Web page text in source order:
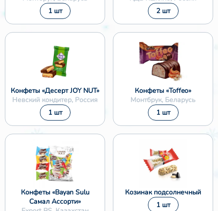
1 шт
2 шт
Конфеты «Десерт JOY NUT»
Невский кондитер, Россия
1 шт
Конфеты «Toffeo»
Монтбрук, Беларусь
1 шт
Конфеты «Bayan Sulu
Самал Ассорти»
Козинак подсолнечный
1 шт